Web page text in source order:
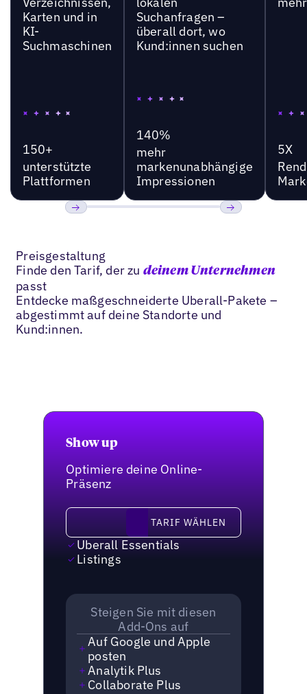
Karten und in
KI-
Suchmaschinen
150+
unterstützte
Plattformen
Suchanfragen –
überall dort, wo
Kund:innen suchen
140%
mehr
markenunabhängige
Impressionen
5X
Preisgestaltung
Finde den Tarif, der zu deinem Unternehmen
passt
Entdecke maßgeschneiderte Uberall-Pakete –
abgestimmt auf deine Standorte und
Kund:innen.
Show up
Optimiere deine Online-
Präsenz
Tarif wählen
TARIF WÄHLEN
Uberall Essentials
Listings
Steigen Sie mit diesen
Add-Ons auf
Auf Google und Apple
posten
Analytik Plus
Collaborate Plus